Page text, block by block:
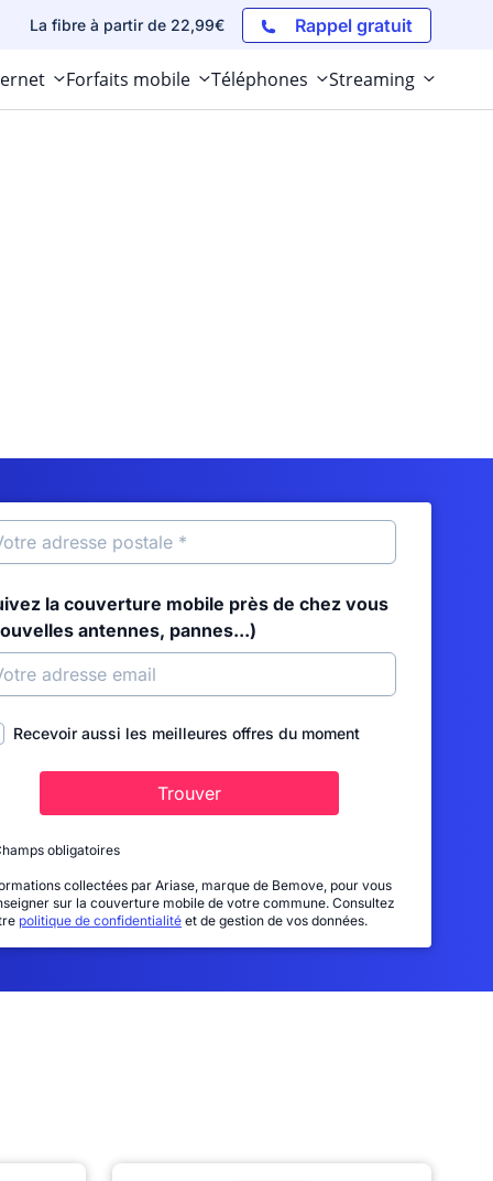
La fibre à partir de 22,99€ Rappel gratuit
Forfaits mobile Téléphones Streaming
la couverture mobile près de chez vous
antennes, pannes...)
Recevoir aussi les meilleures offres du moment
Trouver
obligatoires
collectées par Ariase, marque de Bemove, pour vous
sur la couverture mobile de votre commune. Consultez
politique de confidentialité et de gestion de vos données.